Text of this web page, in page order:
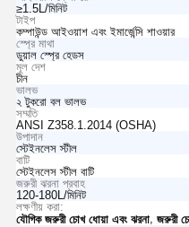
≥1.5L/মিনিট
টাইপ
কম্পাউন্ড আইওয়াশ এবং ইমার্জেন্সি শাওয়ার
স্প্রে মাথা
ডুয়াল স্প্রে হেডস
মূল দেশ
চীন
ভালভ
২ টুকরো বল ভালভ
সম্মতি
ANSI Z358.1.2014 (OSHA)
উপাদান
স্টেইনলেস স্টীল
বাটি
স্টেইনলেস স্টীল বাটি
জরুরী ঝরনা প্রবাহ
120-180L/মিনিট
লক্ষণীয় করা:
যৌগিক জরুরী চোখ ধোয়া এবং ঝরনা, জরুরী